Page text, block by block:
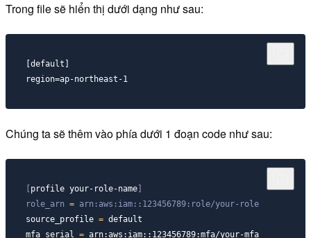
Trong file sẽ hiển thị dưới dạng như sau:
[default]
region=ap-northeast-1
Chúng ta sẽ thêm vào phía dưới 1 đoạn code như sau:
[profile your-role-name]
role_arn = arn:aws:iam::123456789:role/your-role
source_profile = default
mfa_serial = arn:aws:iam::123456789:mfa/your-mfa